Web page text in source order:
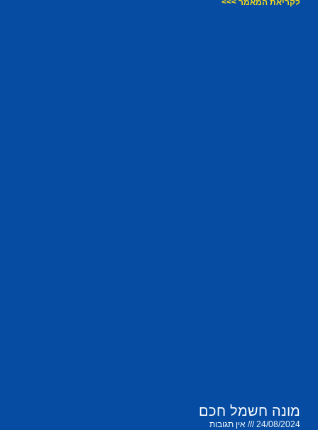
לקריאת המאמר >>>
מונה חשמל חכם
24/08/2024 אין תגובות